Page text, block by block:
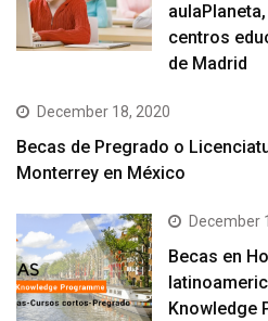
centros
de Madrid
December 18, 2020
Becas de Pregrado o
Monterrey en México
December
Becas en
Knowledge